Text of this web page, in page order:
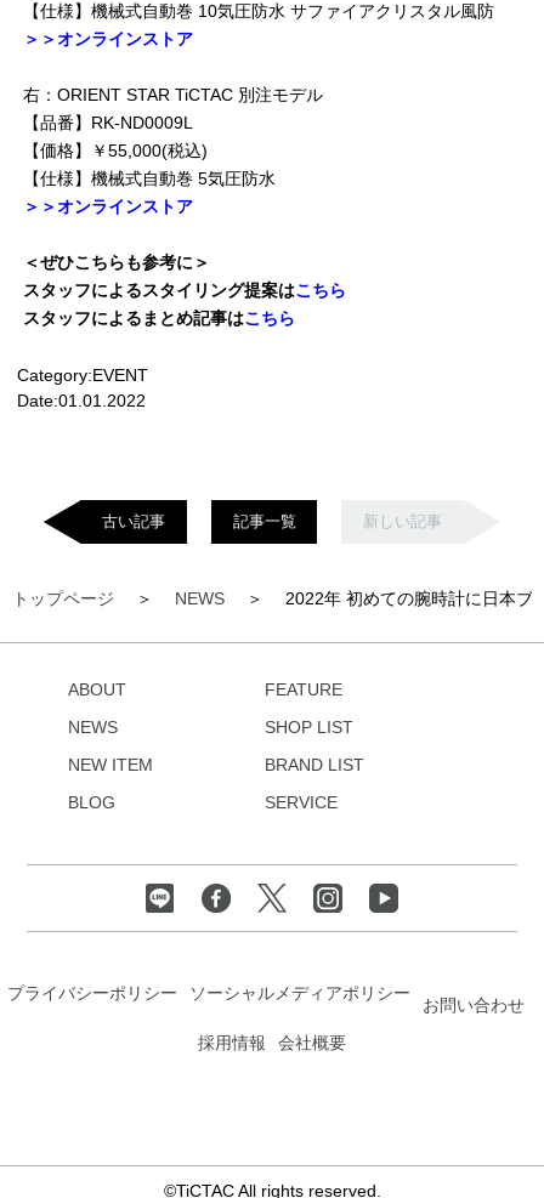
トップページ NEWS 2022年 初めての腕時計に日本ブ
【仕様】機械式自動巻 10気圧防水 サファイアクリスタル風防
＞＞オンラインストア
右：ORIENT STAR TiCTAC 別注モデル
【品番】RK-ND0009L
【価格】￥55,000(税込)
【仕様】機械式自動巻 5気圧防水
＞＞オンラインストア
＜ぜひこちらも参考に＞
スタッフによるスタイリング提案はこちら
スタッフによるまとめ記事はこちら
Category:EVENT
Date:01.01.2022
古い記事 記事一覧 新しい記事
ABOUT
NEWS
NEW ITEM
BLOG
FEATURE
SHOP LIST
BRAND LIST
SERVICE
プライバシーポリシー ソーシャルメディアポリシー
お問い合わせ
採用情報
会社概要
©TiCTAC All rights reserved.